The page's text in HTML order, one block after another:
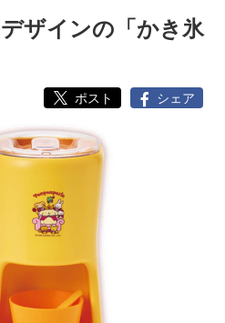
ザインの「かき氷
ポスト シェア